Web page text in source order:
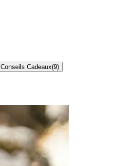
Conseils Cadeaux(9)